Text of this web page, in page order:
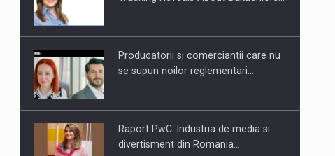
Producatorii si comerciantii care nu
se supun noilor reglementari…
Raport PwC: Industria de media si
divertisment din Romania…